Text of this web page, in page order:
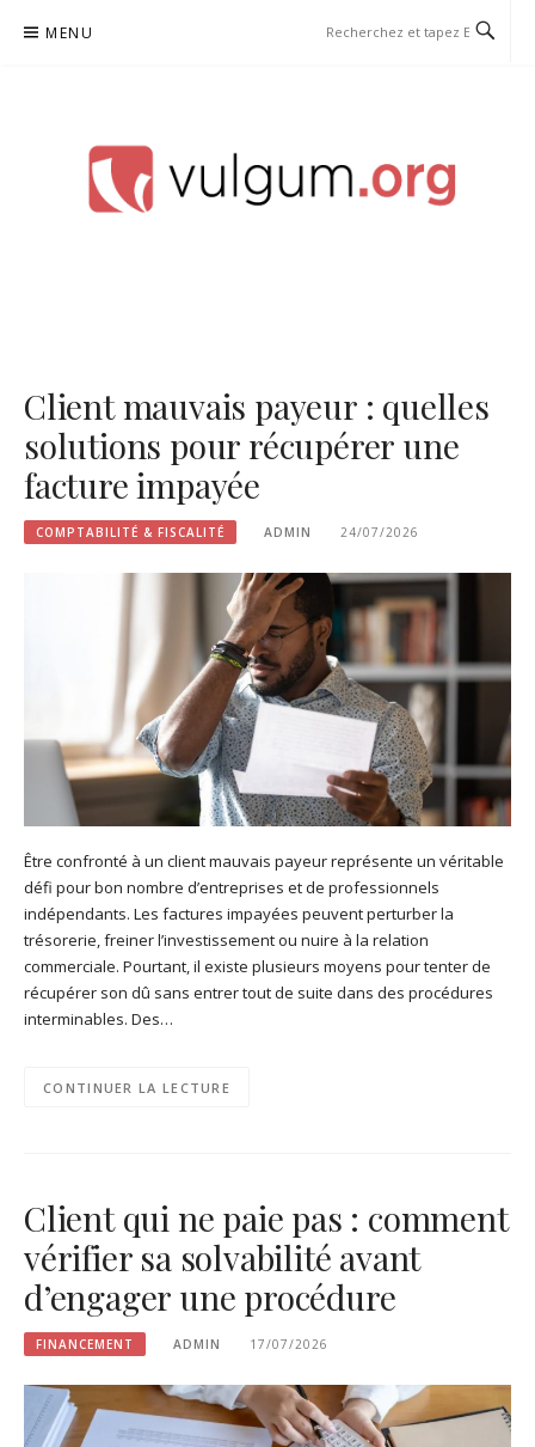
MENU
Client mauvais payeur : quelles
solutions pour récupérer une
facture impayée
COMPTABILITÉ & FISCALITÉ ADMIN 24/07/2026
Être confronté à un client mauvais payeur représente un véritable
défi pour bon nombre d’entreprises et de professionnels
indépendants. Les factures impayées peuvent perturber la
trésorerie, freiner l’investissement ou nuire à la relation
commerciale. Pourtant, il existe plusieurs moyens pour tenter de
récupérer son dû sans entrer tout de suite dans des procédures
interminables. Des…
CONTINUER LA LECTURE
Client qui ne paie pas : comment
vérifier sa solvabilité avant
d’engager une procédure
FINANCEMENT ADMIN 17/07/2026